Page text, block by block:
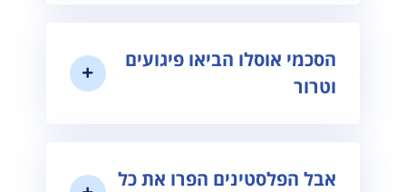
הסכמי אוסלו הביאו פיגועים
וטרור
אבל הפלסטינים הפרו את כל